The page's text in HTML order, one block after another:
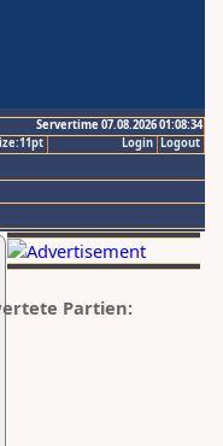
Servertime 07.08.2026 01:08:34
Logout
Login
Partien: